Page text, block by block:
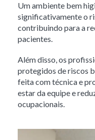
Um ambiente bem
significativamente o
contribuindo para a
pacientes.
Além disso, os
protegidos de riscos
feita com técnica e
estar da equipe e
ocupacionais.